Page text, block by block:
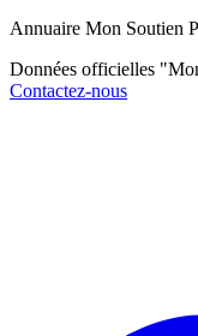
Annuaire Mon Soutien
Données officielles
Contactez-nous